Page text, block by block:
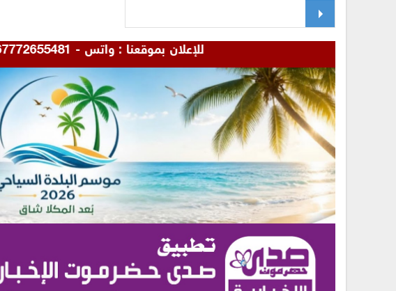
للإعلان بموقعنا : واتس - 00967772655481